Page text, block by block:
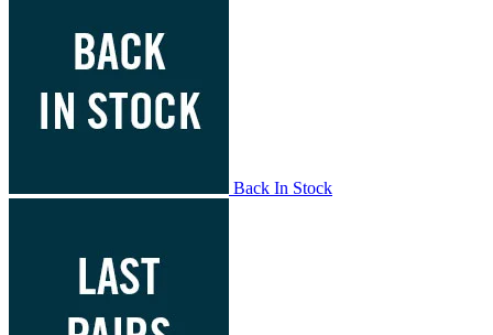
Back In Stock